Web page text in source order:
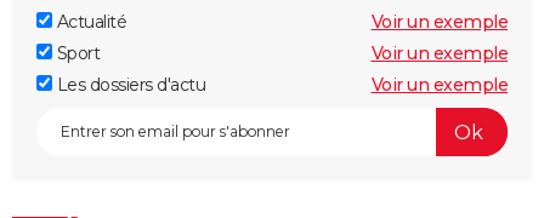
Actualité
Voir un exemple
Sport
Voir un exemple
Les dossiers d'actu
Voir un exemple